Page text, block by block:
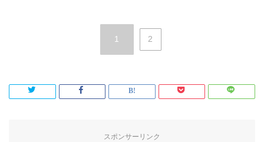
1 2
スポンサーリンク